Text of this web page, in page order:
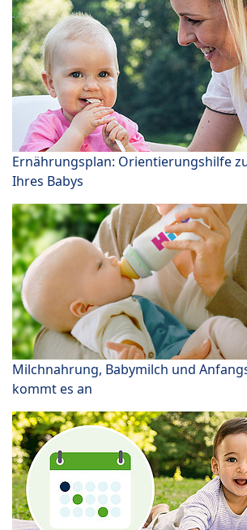
Ernährungsplan: Orientierungshilfe
Ihres Babys
Milchnahrung, Babymilch und
kommt es an